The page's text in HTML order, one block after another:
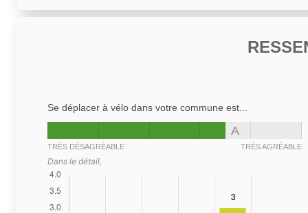
Se déplacer à vélo dans votre commune est...
A
TRÈS DÉSAGRÉABLE TRÈS AGRÉABLE
Dans le détail,